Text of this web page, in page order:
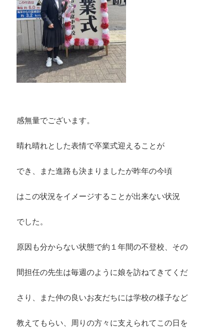
感無量でございます。
晴れ晴れとした表情で卒業式迎えることが
でき、また進路も決まりましたが昨年の今頃
はこの状況をイメージすることが出来ない状況
でした。
原因も分からない状態で約１年間の不登校、その
間担任の先生は毎週のように娘を訪ねてきてくだ
さり、また仲の良いお友だちには学校の様子など
教えてもらい、周りの方々に支えられてこの日を